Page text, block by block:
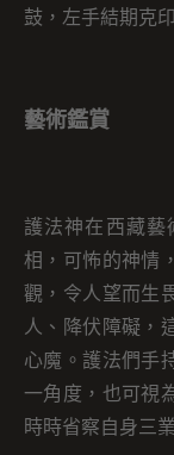
鼓，左手結期克
藝術鑑賞
護法神在西藏藝
相，可怖的神情
觀，令人望而生
人、降伏障礙，
心魔。護法們手
一角度，也可視
時時省察自身三